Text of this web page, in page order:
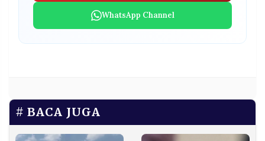
WhatsApp Channel
BACA JUGA